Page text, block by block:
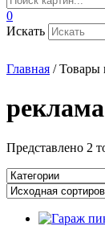
0
Искать
Главная /Товары
Представлено 2